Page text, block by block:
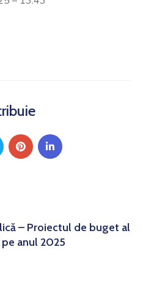
– Proiectul de buget al
anul 2025